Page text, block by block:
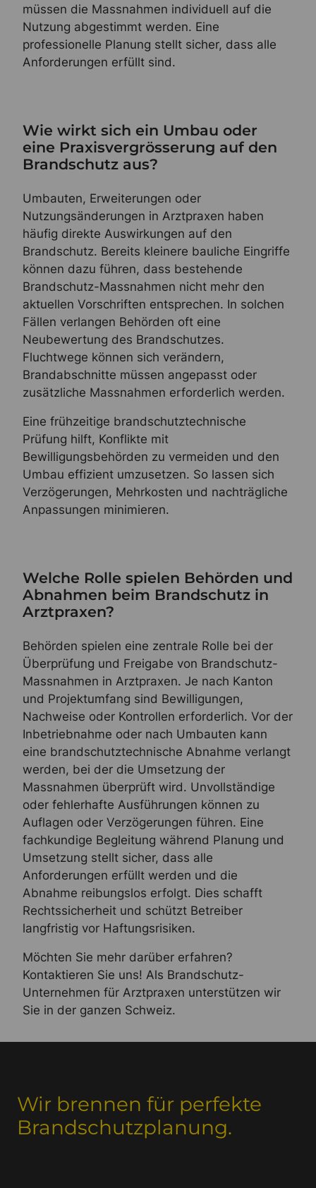
müssen die Massnahmen individuell auf die
Nutzung abgestimmt werden. Eine
professionelle Planung stellt sicher, dass alle
Anforderungen erfüllt sind.
Wie wirkt sich ein Umbau oder
eine Praxisvergrösserung auf den
Brandschutz aus?
Umbauten, Erweiterungen oder
Nutzungsänderungen in Arztpraxen haben
häufig direkte Auswirkungen auf den
Brandschutz. Bereits kleinere bauliche Eingriffe
können dazu führen, dass bestehende
Brandschutz-Massnahmen nicht mehr den
aktuellen Vorschriften entsprechen. In solchen
Fällen verlangen Behörden oft eine
Neubewertung des Brandschutzes.
Fluchtwege können sich verändern,
Brandabschnitte müssen angepasst oder
zusätzliche Massnahmen erforderlich werden.
Eine frühzeitige brandschutztechnische
Prüfung hilft, Konflikte mit
Bewilligungsbehörden zu vermeiden und den
Umbau effizient umzusetzen. So lassen sich
Verzögerungen, Mehrkosten und nachträgliche
Anpassungen minimieren.
Welche Rolle spielen Behörden und
Abnahmen beim Brandschutz in
Arztpraxen?
Behörden spielen eine zentrale Rolle bei der
Überprüfung und Freigabe von Brandschutz-
Massnahmen in Arztpraxen. Je nach Kanton
und Projektumfang sind Bewilligungen,
Nachweise oder Kontrollen erforderlich. Vor der
Inbetriebnahme oder nach Umbauten kann
eine brandschutztechnische Abnahme verlangt
werden, bei der die Umsetzung der
Massnahmen überprüft wird. Unvollständige
oder fehlerhafte Ausführungen können zu
Auflagen oder Verzögerungen führen. Eine
fachkundige Begleitung während Planung und
Umsetzung stellt sicher, dass alle
Anforderungen erfüllt werden und die
Abnahme reibungslos erfolgt. Dies schafft
Rechtssicherheit und schützt Betreiber
langfristig vor Haftungsrisiken.
Möchten Sie mehr darüber erfahren?
Kontaktieren Sie uns! Als Brandschutz-
Unternehmen für Arztpraxen unterstützen wir
Sie in der ganzen Schweiz.
Wir brennen für perfekte
Brandschutzplanung.